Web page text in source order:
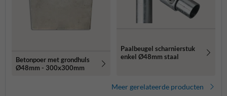
Betonpoer met grondhuls
Ø48mm - 300x300mm
Paalbeugel scharnierstuk
enkel Ø48mm staal
Meer gerelateerde producten